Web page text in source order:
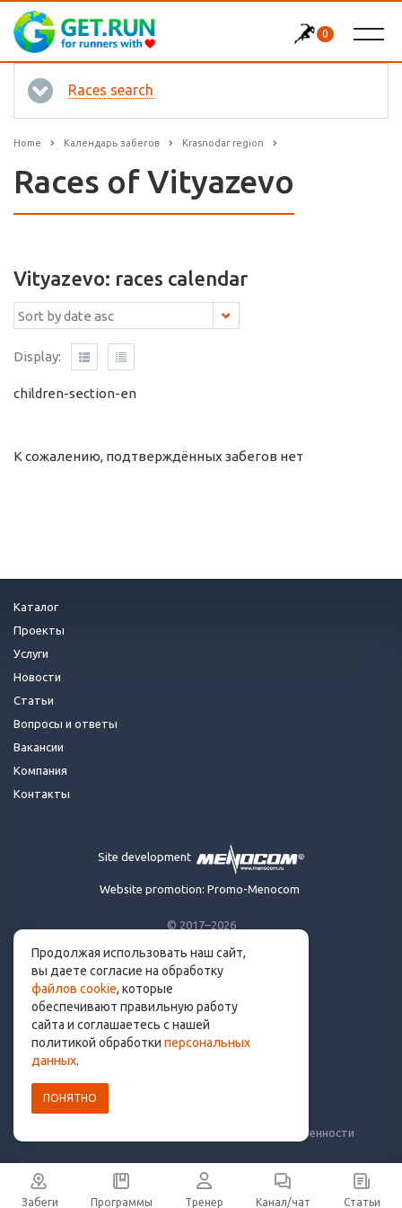
0
Races search
Home Календарь забегов Krasnodar region
Races of Vityazevo
Vityazevo: races calendar
Display:
children-section-en
К сожалению, подтверждённых забегов нет
© 2017–2026
Made for runners.
By runners. With ❤
info@get.run
Уведомление о рисках и ограничение ответственности
Каталог
Проекты
Услуги
Новости
Статьи
Вопросы и ответы
Вакансии
Компания
Контакты
Site development
Website promotion: Promo-Menocom
Забеги Программы Тренер Канал/чат Статьи
Продолжая использовать наш сайт,
вы даете согласие на обработку
файлов cookie, которые
обеспечивают правильную работу
сайта и соглашаетесь с нашей
политикой обработки персональных
данных.
ПОНЯТНО